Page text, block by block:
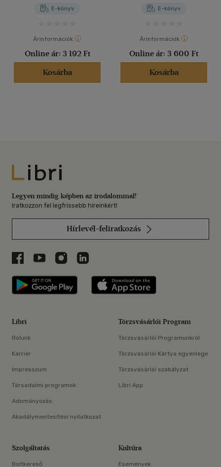
E-könyv
Árinformációk
Online ár: 3 192 Ft
Kosárba
E-könyv
Árinformációk
Online ár: 3 600 Ft
Kosárba
Libri
Legyen mindig képben az irodalommal!
Iratkozzon fel legfrissebb híreinkért!
Hírlevél-feliratkozás
Libri a Facebookon
Libri a Youtube-on
Libri az Instagramon
Libri a LinkedInen
Libri applikáció Szerezd meg: Google
Libri
Rólunk
Karrier
Impresszum
Társadalmi programok
Adományozás
Akadálymentesítési nyilatkozat
Törzsvásárlói Program
Törzsvásárlói Programunkról
Törzsvásárlói Kártya egyenlege
Törzsvásárlói szabályzat
Libri App
Szolgáltatás
Boltkereső
Kultúra
Események